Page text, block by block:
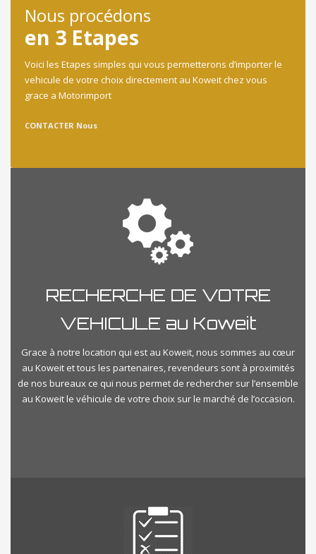
Nous procédons
en 3 Etapes
Voici les Etapes simples qui vous permetterons d’importer le
vehicule de votre choix directement au Koweit chez vous
grace a Motorimport
CONTACTER Nous
RECHERCHE DE VOTRE
VEHICULE au Koweit
Grace à notre location qui est au Koweit, nous sommes au cœur
au Koweit et tous les partenaires, revendeurs sont à proximités
de nos bureaux ce qui nous permet de rechercher sur l’ensemble
au Koweit le véhicule de votre choix sur le marché de l’occasion.